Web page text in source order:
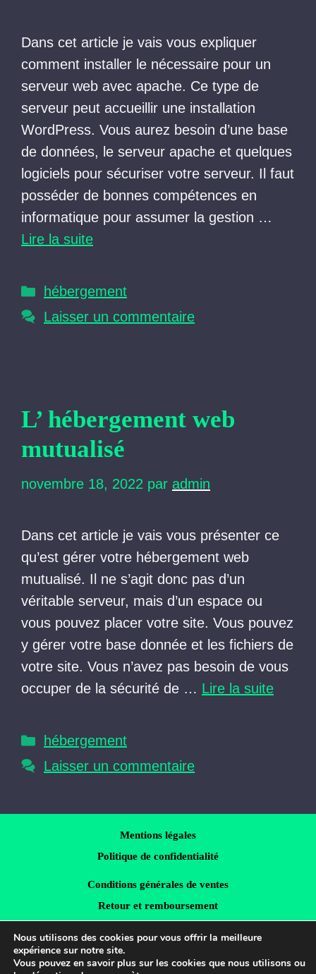
Dans cet article je vais vous expliquer
comment installer le nécessaire pour un
serveur web avec apache. Ce type de
serveur peut accueillir une installation
WordPress. Vous aurez besoin d’une base
de données, le serveur apache et quelques
logiciels pour sécuriser votre serveur. Il faut
posséder de bonnes compétences en
informatique pour assumer la gestion …
Lire la suite
Catégories
hébergement
Laisser un commentaire
L’ hébergement web
mutualisé
novembre 18, 2022 par admin
Dans cet article je vais vous présenter ce
qu’est gérer votre hébergement web
mutualisé. Il ne s’agit donc pas d’un
véritable serveur, mais d’un espace ou
vous pouvez placer votre site. Vous pouvez
y gérer votre base donnée et les fichiers de
votre site. Vous n’avez pas besoin de vous
occuper de la sécurité de … Lire la suite
Catégories
hébergement
Laisser un commentaire
Mentions légales
Politique de confidentialité
Conditions générales de ventes
Retour et remboursement
Crédits images
LinkedIn
Nous utilisons des cookies pour vous offrir la meilleure
expérience sur notre site.
Vous pouvez en savoir plus sur les cookies que nous utilisons ou